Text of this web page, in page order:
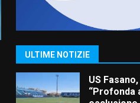
ULTIME NOTIZIE
1
“I
US
“Profonda